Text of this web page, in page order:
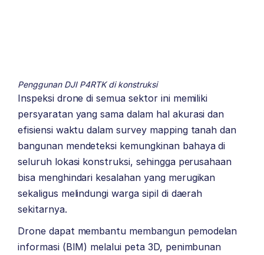
Penggunan DJI P4RTK di konstruksi
Inspeksi drone di semua sektor ini memiliki
persyaratan yang sama dalam hal akurasi dan
efisiensi waktu dalam survey mapping tanah dan
bangunan mendeteksi kemungkinan bahaya di
seluruh lokasi konstruksi, sehingga perusahaan
bisa menghindari kesalahan yang merugikan
sekaligus melindungi warga sipil di daerah
sekitarnya.
Drone dapat membantu membangun pemodelan
informasi (BIM) melalui peta 3D, penimbunan